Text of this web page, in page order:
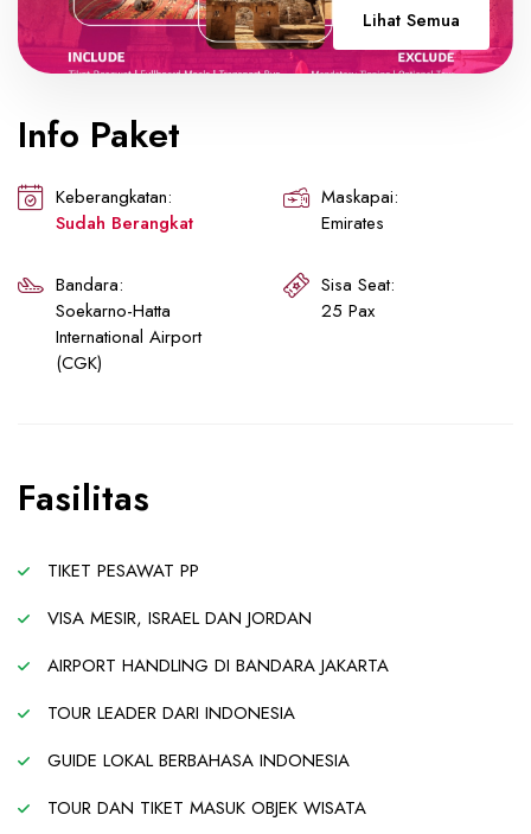
Lihat Semua
Info Paket
Keberangkatan:
Sudah Berangkat
Maskapai:
Emirates
Bandara:
Soekarno-Hatta
International Airport
(CGK)
Sisa Seat:
25 Pax
Fasilitas
TIKET PESAWAT PP
VISA MESIR, ISRAEL DAN JORDAN
AIRPORT HANDLING DI BANDARA JAKARTA
TOUR LEADER DARI INDONESIA
GUIDE LOKAL BERBAHASA INDONESIA
TOUR DAN TIKET MASUK OBJEK WISATA